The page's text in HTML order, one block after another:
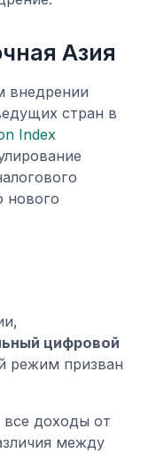
Азия
внедрении
стран в
Index
нового
цифровой
режим призван
все доходы от
между